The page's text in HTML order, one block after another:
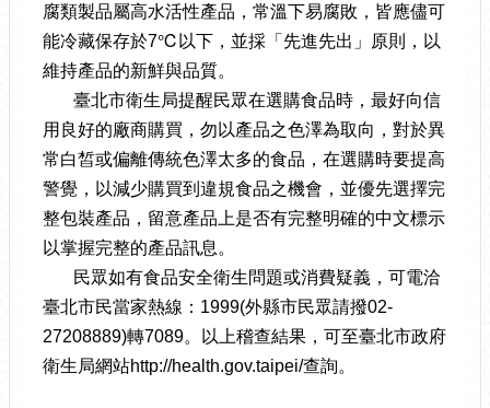
腐類製品屬高水活性產品，常溫下易腐敗，皆應儘可
能冷藏保存於7℃以下，並採「先進先出」原則，以
維持產品的新鮮與品質。
臺北市衛生局提醒民眾在選購食品時，最好向信
用良好的廠商購買，勿以產品之色澤為取向，對於異
常白皙或偏離傳統色澤太多的食品，在選購時要提高
警覺，以減少購買到違規食品之機會，並優先選擇完
整包裝產品，留意產品上是否有完整明確的中文標示
以掌握完整的產品訊息。
民眾如有食品安全衛生問題或消費疑義，可電洽
臺北市民當家熱線：1999(外縣市民眾請撥02-
27208889)轉7089。以上稽查結果，可至臺北市政府
衛生局網站http://health.gov.taipei/查詢。